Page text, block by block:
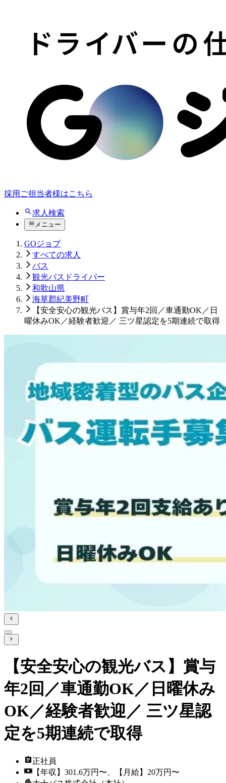
採用ご担当者様はこちら
求人検索
メニュー
GOジョブ
すべての求人
バス
観光バスドライバー
和歌山県
海草郡紀美野町
【安全安心の観光バス】賞与年2回／車通勤OK／日
曜休みOK／経験者歓迎／ 三ツ星認定を5期連続で取得
【安全安心の観光バス】賞与
年2回／車通勤OK／日曜休み
OK／経験者歓迎／ 三ツ星認
定を5期連続で取得
正社員
【年収】301.6万円〜、【月給】20万円〜